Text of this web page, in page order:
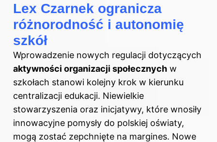
Lex Czarnek ogranicza
różnorodność i autonomię
szkół
Wprowadzenie nowych regulacji dotyczących
aktywności organizacji społecznych w
szkołach stanowi kolejny krok w kierunku
centralizacji edukacji. Niewielkie
stowarzyszenia oraz inicjatywy, które wnosiły
innowacyjne pomysły do polskiej oświaty,
mogą zostać zepchnięte na margines. Nowe